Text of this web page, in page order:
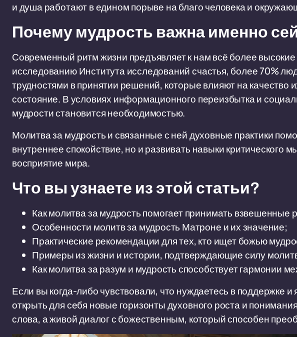
и душа работают в едином порыве на благо человека и
Почему мудрость важна именно
Современный ритм жизни предъявляет к нам всё более
исследованию Института исследований счастья, более 70%
трудностями в принятии решений, которые влияют на качество
состояние. В условиях информационного переизбытка и
мудрости становится необходимостью.
Молитва за мудрость и связанные с ней духовные практики
внутреннее спокойствие, но и развивать навыки критического
восприятие мира.
Что вы узнаете из этой статьи?
Как молитва за мудрость помогает принимать взвешенные
Особенности молитв за мудрость Матроне и их значение;
Практические рекомендации для тех, кто ищет божью
Примеры из жизни и истории, подтверждающие силу
Как молитва за разум и мудрость способствует гармонии
Если вы когда-либо чувствовали, что нуждаетесь в поддержке и
открыть для себя новые горизонты духовного роста и
слова, а живой диалог с божественным, который способен